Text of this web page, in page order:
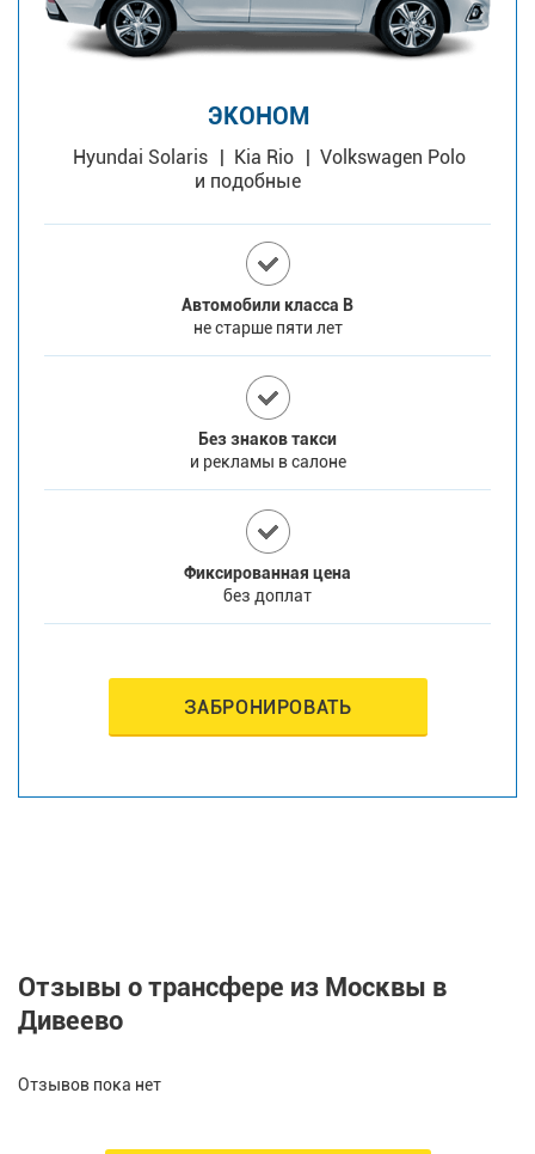
ЭКОНОМ
Hyundai Solaris Kia Rio
Volkswagen Polo
и подобные
Автомобили класса В
не старше пяти лет
Без знаков такси
и рекламы в салоне
Фиксированная цена
без доплат
ЗАБРОНИРОВАТЬ
Отзывы о трансфере из Москвы в
Дивеево
Отзывов пока нет